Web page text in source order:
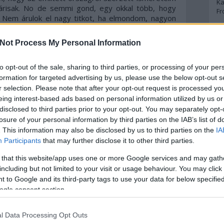
Process My Personal Information
opt-out of the sale, sharing to third parties, or processing of your
for targeted advertising by us, please use the below opt-out
selection. Please note that after your opt-out request is processed
interest-based ads based on personal information utilized by us
to third parties prior to your opt-out. You may separately
of your personal information by third parties on the IAB’s list of
This information may also be disclosed by us to third parties on the
Participants that may further disclose it to other third parties.
that this website/app uses one or more Google services and may
but not limited to your visit or usage behaviour. You may
to Google and its third-party tags to use your data for below
consent section.
Data Processing Opt Outs
No de semmi gond, egy okkal több, hogy
árulok el nagy titkot, ha elmondom, nagyon
még mindig a titokzatos kalandok földje. Ebbe a
ez a kötet. Az igazán felhasználóbarát
elmesél, amit csak lehet a felkelő nap
hely a Földön, ahol ennyire harmóniában élne a
olvasó otthoni foteljének kényelméből
ismereteket szerezhet az építészettől a
a sintó szentélyekig, az ikebanától a kavaii-ig
kell mondani az az, hogy SZÉP. Igen, így csupa
helyet foglaló dombornyomott betűk
szintkülönbség igazán nyugtatóan hatott rám
mint amikor az ember simogat egy könyvet
a kötet kinézetére, a fehér szín és pár
letisztult, modern hatást ad a könyvnek. A
még inkább fokozzák az összképet. Egy igazán
mert én aztán mindenhova vittem magammal az
értelmében mindenhol olvastam. Kávézóban,